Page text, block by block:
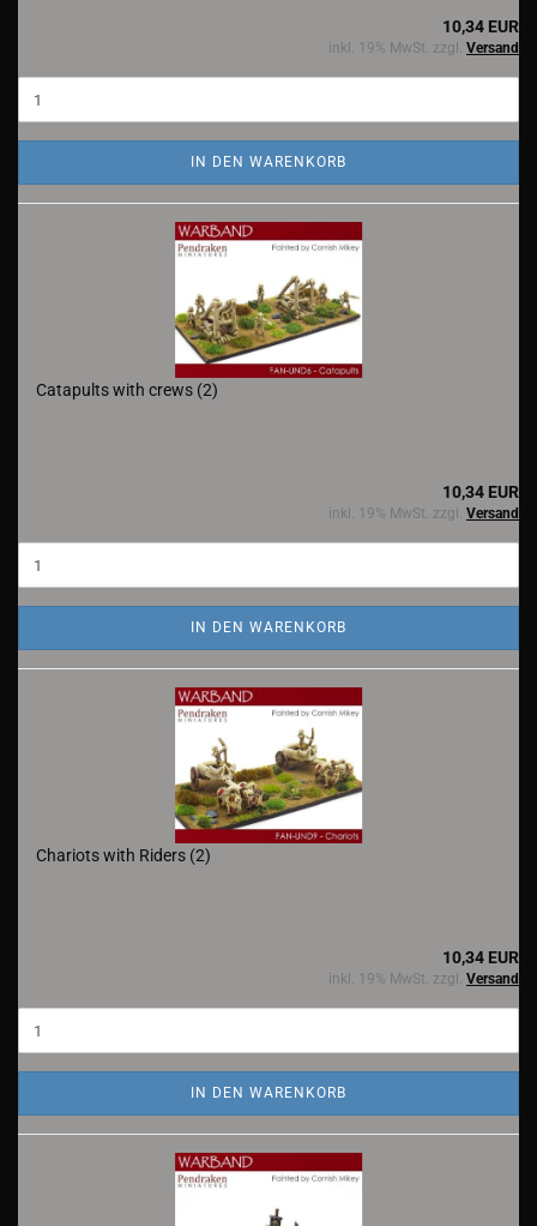
10,34 EUR
inkl. 19% MwSt. zzgl. Versand
IN DEN WARENKORB
Catapults with crews (2)
10,34 EUR
inkl. 19% MwSt. zzgl. Versand
IN DEN WARENKORB
Chariots with Riders (2)
10,34 EUR
inkl. 19% MwSt. zzgl. Versand
IN DEN WARENKORB